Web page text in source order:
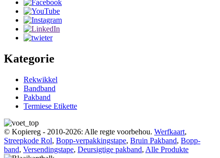
Kategorie
Rekwikkel
Bandband
Pakband
Termiese Etikette
© Kopiereg - 2010-2026: Alle regte voorbehou. Werfkaart,
Streepkode Rol, Bopp-verpakkingstape, Bruin Pakband, Bopp-
band, Versendingstape, Deursigtige pakband, Alle Produkte